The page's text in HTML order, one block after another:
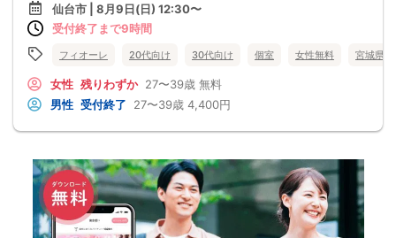
仙台市 | 8月9日(日) 12:30〜
受付終了まで9時間
フィオーレ 20代向け 30代向け 個室 女性無料 宮城県
女性 残りわずか 27〜39歳 無料
男性 受付終了 27〜39歳 4,400円